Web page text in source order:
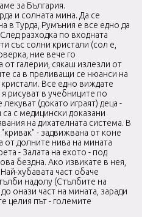
за България.
и солната мина. Да се
в Турда, Румъния е все едно да
разходка по входната
със солни кристали (сол е,
ние вече го
от галерии, сякаш излезли от
са в преливащи се нюанси на
Все едно виждате
рисуват в учебниците по
(докато играят) деца -
с медицински доказани
на дихателната система. В
- задвижвана от коне
от долните нива на мината
- Залата на ехото - под
бездна. Ако извикате в нея,
хубавата част обаче
надолу (Стълбите на
онази част на мината, заради
целия път - големите